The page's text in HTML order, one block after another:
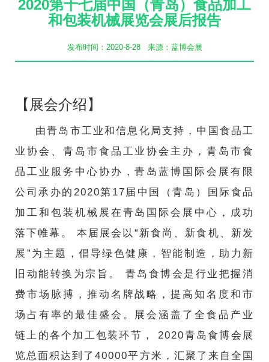
2020第十七届中国（青岛）食品加工
和包装机械展览会展后报告
发布时间：2020-8-28 来源：蓝博会展
【展会介绍】
由青岛市工业和信息化局支持，中国食品工
业协会、青岛市食品工业协会主办，青岛市食
品工业服务中心协办，青岛蓝博国际会展有限
公司承办的2020第17届中国（青岛）国际食品
加工和包装机械展在青岛国际会展中心，成功
落下帷幕。 本届展会以“新食尚、新食机、新发
展”为主题，倡导绿色健康，智能制造，助力新
旧动能转换为宗旨。 青岛食博会是行业把握消
费市场脉搏，推动名牌战略，提高知名度和市
场占有率的最佳盛会。展会涵盖了全食品产业
链上的各个加工包装环节， 2020青岛食博会展
览总面积达到了40000平方米，汇聚了来自全国